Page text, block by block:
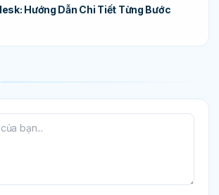
Hướng Dẫn Chi Tiết Từng Bước